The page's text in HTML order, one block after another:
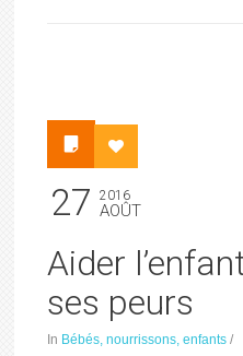
27 2016
AOÛT
Aider
ses peurs
In Bébés, nourrissons, enfants /